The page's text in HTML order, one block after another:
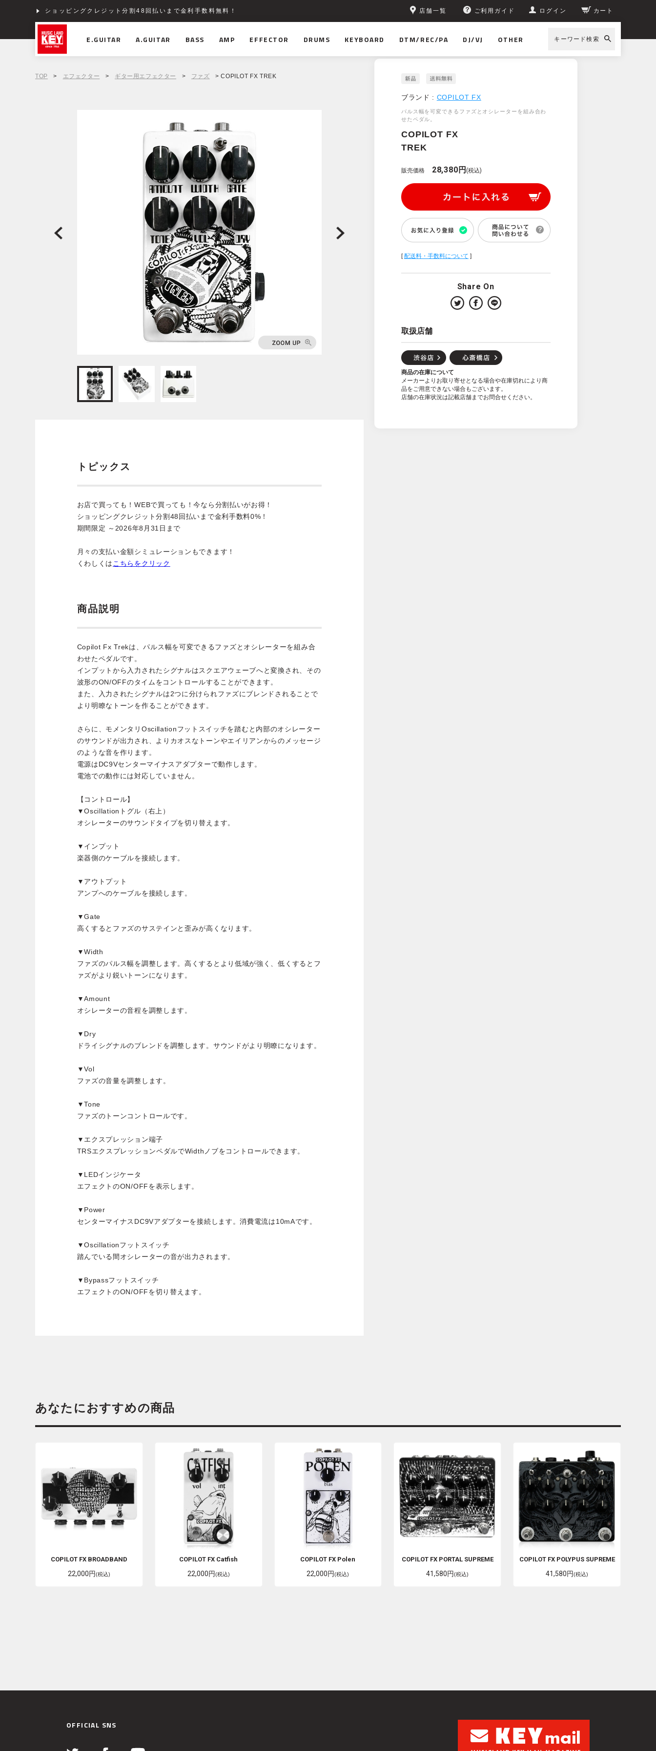
ショッピングクレジット分割48回払いまで金利手数料無料！ 店舗一覧 ご利用ガイド ログイン カート
E.GUITAR A.GUITAR BASS AMP EFFECTOR DRUMS KEYBOARD DTM/REC/PA DJ/VJ OTHER キーワード検索
TOP > エフェクター > ギター用エフェクター > ファズ > COPILOT FX TREK
ブランド : COPILOT FX
パルス幅を可変できるファズとオシレーターを組み合わ
せたペダル。
COPILOT FX
TREK
販売価格 28,380円(税込)
[配送料・手数料について ]
Share On
取扱店舗
商品の在庫について
メーカーよりお取り寄せとなる場合や在庫切れにより商
品をご用意できない場合もございます。
店舗の在庫状況は記載店舗までお問合せください。
トピックス
お店で買っても！WEBで買っても！今なら分割払いがお得！
ショッピングクレジット分割48回払いまで金利手数料0%！
期間限定 ～2026年8月31日まで
月々の支払い金額シミュレーションもできます！
くわしくは こちらをクリック
商品説明
Copilot Fx Trekは、パルス幅を可変できるファズとオシレーターを組み合
わせたペダルです。
インプットから入力されたシグナルはスクエアウェーブへと変換され、その
波形のON/OFFのタイムをコントロールすることができます。
また、入力されたシグナルは2つに分けられファズにブレンドされることで
より明瞭なトーンを作ることができます。
さらに、モメンタリOscillationフットスイッチを踏むと内部のオシレーター
のサウンドが出力され、よりカオスなトーンやエイリアンからのメッセージ
のような音を作ります。
電源はDC9Vセンターマイナスアダプターで動作します。
電池での動作には対応していません。
【コントロール】
▼Oscillationトグル（右上）
オシレーターのサウンドタイプを切り替えます。
▼インプット
楽器側のケーブルを接続します。
▼アウトプット
アンプへのケーブルを接続します。
▼Gate
高くするとファズのサステインと歪みが高くなります。
▼Width
ファズのパルス幅を調整します。高くするとより低域が強く、低くするとフ
ァズがより鋭いトーンになります。
▼Amount
オシレーターの音程を調整します。
▼Dry
ドライシグナルのブレンドを調整します。サウンドがより明瞭になります。
▼Vol
ファズの音量を調整します。
▼Tone
ファズのトーンコントロールです。
▼エクスプレッション端子
TRSエクスプレッションペダルでWidthノブをコントロールできます。
▼LEDインジケータ
エフェクトのON/OFFを表示します。
▼Power
センターマイナスDC9Vアダプターを接続します。消費電流は10mAです。
▼Oscillationフットスイッチ
踏んでいる間オシレーターの音が出力されます。
▼Bypassフットスイッチ
エフェクトのON/OFFを切り替えます。
あなたにおすすめの商品
COPILOT FX BROADBAND
22,000円(税込)
COPILOT FX Catfish
22,000円(税込)
COPILOT FX Polen
22,000円(税込)
COPILOT FX PORTAL SUPREME
41,580円(税込)
COPILOT FX POLYPUS SUPREME
41,580円(税込)
OFFICIAL SNS